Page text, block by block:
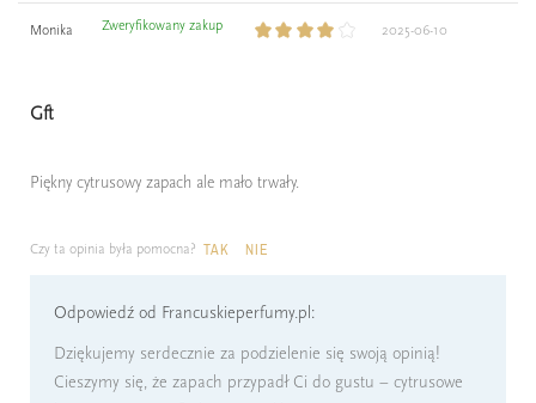
Monika Zweryfikowany zakup 2025-06-10
Gft
Piękny cytrusowy zapach ale mało trwały.
Czy ta opinia była pomocna? TAK NIE
Odpowiedź od Francuskieperfumy.pl:
Dziękujemy serdecznie za podzielenie się swoją opinią!
Cieszymy się, że zapach przypadł Ci do gustu – cytrusowe